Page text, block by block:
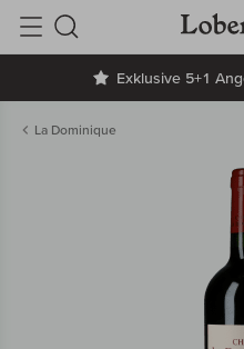
Exklusive 5+1
Suche
La Dominique